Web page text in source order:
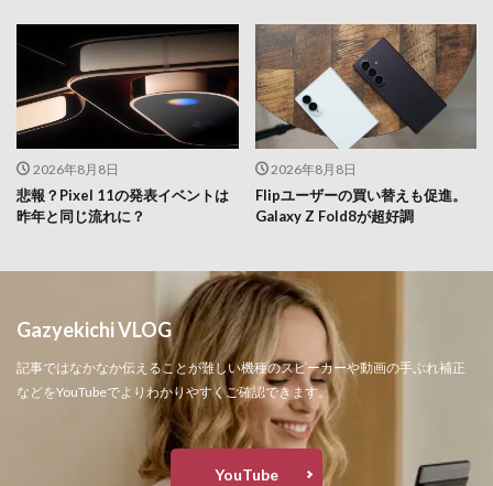
2026年8月8日
悲報？Pixel 11の発表イベントは
昨年と同じ流れに？
2026年8月8日
Flipユーザーの買い替えも促進。
Galaxy Z Fold8が超好調
Gazyekichi VLOG
記事ではなかなか伝えることが難しい機種のスピーカーや動画の手ぶれ補正
などをYouTubeでよりわかりやすくご確認できます。
YouTube